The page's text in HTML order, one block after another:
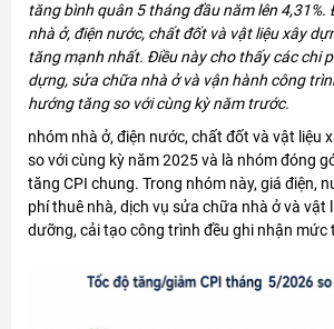
tăng bình quân 5 tháng đầu năm lên 4,31%.
nhà ở, điện nước, chất đốt và vật liệu xây
tăng mạnh nhất. Điều này cho thấy các chi
dựng, sửa chữa nhà ở và vận hành công
hướng tăng so với cùng kỳ năm trước.
nhóm nhà ở, điện nước, chất đốt và vật liệu
so với cùng kỳ năm 2025 và là nhóm đóng
tăng CPI chung. Trong nhóm này, giá điện,
phí thuê nhà, dịch vụ sửa chữa nhà ở và vật
dưỡng, cải tạo công trình đều ghi nhận mức